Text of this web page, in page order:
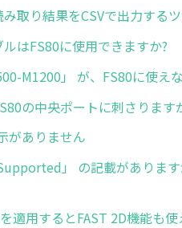
取り結果をCSVで出力する
はFS80に使用できますか?
M1200」 が、FS80に使え
の中央ポートに刺さります
がありません
」 の記載がありま
適用するとFAST 2D機能も使